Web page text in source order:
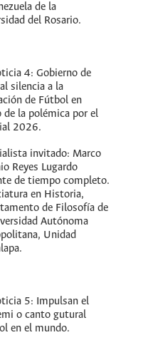
de la
del Rosario.
4: Gobierno de
silencia a la
de Fútbol en
de la polémica por el
2026.
invitado: Marco
Reyes Lugardo
de tiempo completo.
en Historia,
de Filosofía de
Autónoma
Unidad
5: Impulsan el
o canto gutural
en el mundo.